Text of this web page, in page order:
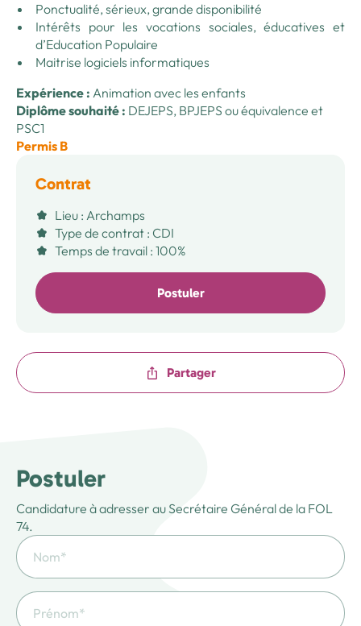
Ponctualité, sérieux, grande disponibilité
Intérêts pour les vocations sociales, éducatives et
d’Education Populaire
Maitrise logiciels informatiques
Expérience : Animation avec les enfants
Diplôme souhaité : DEJEPS, BPJEPS ou équivalence et
PSC1
Permis B
Contrat
Lieu : Archamps
Type de contrat : CDI
Temps de travail : 100%
Postuler
Partager
Postuler
Candidature à adresser au Secrétaire Général de la FOL
74.